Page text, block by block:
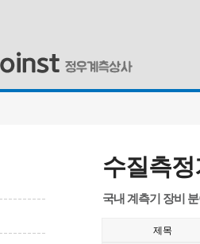
수질측정
국내 계측기 장비
제목